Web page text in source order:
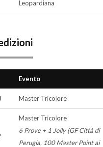
Leopardiana
Evento
Master Tricolore
Master Tricolore
6 Prove + 1 Jolly (GF Città di
Perugia, 100 Master Point ai